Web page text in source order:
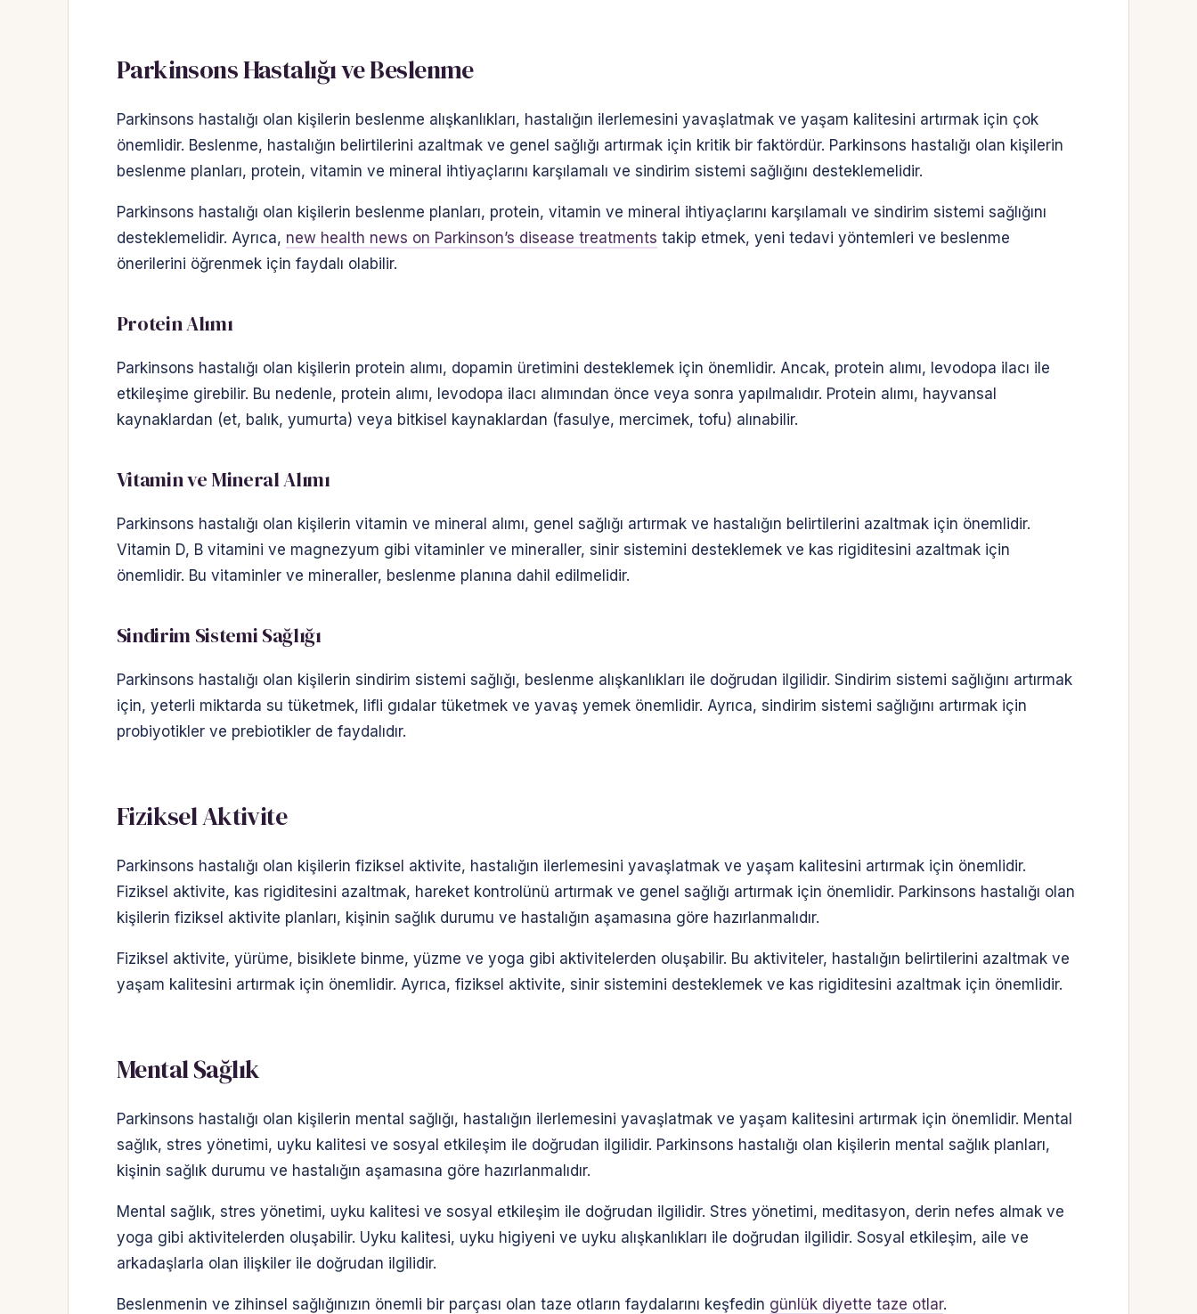
Parkinsons Hastalığı ve Beslenme
Parkinsons hastalığı olan kişilerin beslenme alışkanlıkları, hastalığın ilerlemesini yavaşlatmak ve yaşam kalitesini artırmak için çok
önemlidir. Beslenme, hastalığın belirtilerini azaltmak ve genel sağlığı artırmak için kritik bir faktördür. Parkinsons hastalığı olan kişilerin
beslenme planları, protein, vitamin ve mineral ihtiyaçlarını karşılamalı ve sindirim sistemi sağlığını desteklemelidir.
Parkinsons hastalığı olan kişilerin beslenme planları, protein, vitamin ve mineral ihtiyaçlarını karşılamalı ve sindirim sistemi sağlığını
desteklemelidir. Ayrıca, new health news on Parkinson’s disease treatments takip etmek, yeni tedavi yöntemleri ve beslenme
önerilerini öğrenmek için faydalı olabilir.
Protein Alımı
Parkinsons hastalığı olan kişilerin protein alımı, dopamin üretimini desteklemek için önemlidir. Ancak, protein alımı, levodopa ilacı ile
etkileşime girebilir. Bu nedenle, protein alımı, levodopa ilacı alımından önce veya sonra yapılmalıdır. Protein alımı, hayvansal
kaynaklardan (et, balık, yumurta) veya bitkisel kaynaklardan (fasulye, mercimek, tofu) alınabilir.
Vitamin ve Mineral Alımı
Parkinsons hastalığı olan kişilerin vitamin ve mineral alımı, genel sağlığı artırmak ve hastalığın belirtilerini azaltmak için önemlidir.
Vitamin D, B vitamini ve magnezyum gibi vitaminler ve mineraller, sinir sistemini desteklemek ve kas rigiditesini azaltmak için
önemlidir. Bu vitaminler ve mineraller, beslenme planına dahil edilmelidir.
Sindirim Sistemi Sağlığı
Parkinsons hastalığı olan kişilerin sindirim sistemi sağlığı, beslenme alışkanlıkları ile doğrudan ilgilidir. Sindirim sistemi sağlığını artırmak
için, yeterli miktarda su tüketmek, lifli gıdalar tüketmek ve yavaş yemek önemlidir. Ayrıca, sindirim sistemi sağlığını artırmak için
probiyotikler ve prebiotikler de faydalıdır.
Fiziksel Aktivite
Parkinsons hastalığı olan kişilerin fiziksel aktivite, hastalığın ilerlemesini yavaşlatmak ve yaşam kalitesini artırmak için önemlidir.
Fiziksel aktivite, kas rigiditesini azaltmak, hareket kontrolünü artırmak ve genel sağlığı artırmak için önemlidir. Parkinsons hastalığı olan
kişilerin fiziksel aktivite planları, kişinin sağlık durumu ve hastalığın aşamasına göre hazırlanmalıdır.
Fiziksel aktivite, yürüme, bisiklete binme, yüzme ve yoga gibi aktivitelerden oluşabilir. Bu aktiviteler, hastalığın belirtilerini azaltmak ve
yaşam kalitesini artırmak için önemlidir. Ayrıca, fiziksel aktivite, sinir sistemini desteklemek ve kas rigiditesini azaltmak için önemlidir.
Mental Sağlık
Parkinsons hastalığı olan kişilerin mental sağlığı, hastalığın ilerlemesini yavaşlatmak ve yaşam kalitesini artırmak için önemlidir. Mental
sağlık, stres yönetimi, uyku kalitesi ve sosyal etkileşim ile doğrudan ilgilidir. Parkinsons hastalığı olan kişilerin mental sağlık planları,
kişinin sağlık durumu ve hastalığın aşamasına göre hazırlanmalıdır.
Mental sağlık, stres yönetimi, uyku kalitesi ve sosyal etkileşim ile doğrudan ilgilidir. Stres yönetimi, meditasyon, derin nefes almak ve
yoga gibi aktivitelerden oluşabilir. Uyku kalitesi, uyku higiyeni ve uyku alışkanlıkları ile doğrudan ilgilidir. Sosyal etkileşim, aile ve
arkadaşlarla olan ilişkiler ile doğrudan ilgilidir.
Beslenmenin ve zihinsel sağlığınızın önemli bir parçası olan taze otların faydalarını keşfedin günlük diyette taze otlar.